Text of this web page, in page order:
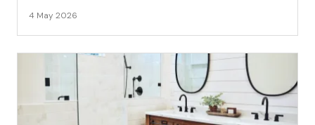
4 May 2026